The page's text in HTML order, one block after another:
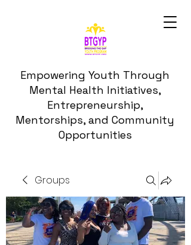
Empowering Youth Through
Mental Health Initiatives,
Entrepreneurship,
Mentorships, and Community
Opportunities
Groups